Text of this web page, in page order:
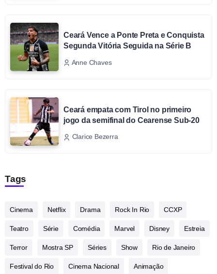
Ceará Vence a Ponte Preta e Conquista
Segunda Vitória Seguida na Série B
Anne Chaves
Ceará empata com Tirol no primeiro
jogo da semifinal do Cearense Sub-20
Clarice Bezerra
Tags
Cinema Netflix Drama Rock In Rio CCXP
Teatro Série Comédia Marvel Disney Estreia
Terror Mostra SP Séries Show Rio de Janeiro
Festival do Rio Cinema Nacional Animação